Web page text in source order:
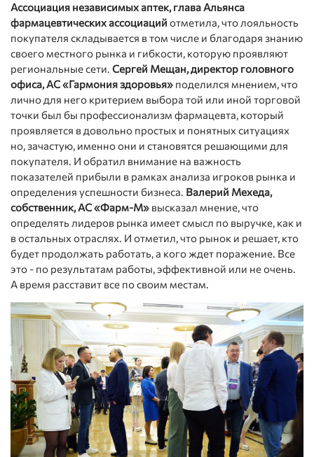
Ассоциация независимых аптек, глава Альянса
фармацевтических ассоциаций отметила, что лояльность
покупателя складывается в том числе и благодаря знанию
своего местного рынка и гибкости, которую проявляют
региональные сети. Сергей Мещан, директор головного
офиса, АС «Гармония здоровья» поделился мнением, что
лично для него критерием выбора той или иной торговой
точки был бы профессионализм фармацевта, который
проявляется в довольно простых и понятных ситуациях
но, зачастую, именно они и становятся решающими для
покупателя. И обратил внимание на важность
показателей прибыли в рамках анализа игроков рынка и
определения успешности бизнеса. Валерий Мехеда,
собственник, АС «Фарм-М» высказал мнение, что
определять лидеров рынка имеет смысл по выручке, как и
в остальных отраслях. И отметил, что рынок и решает, кто
будет продолжать работать, а кого ждет поражение. Все
это - по результатам работы, эффективной или не очень.
А время расставит все по своим местам.